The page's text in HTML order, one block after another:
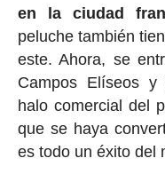
en la ciudad
peluche también
este. Ahora, se
Campos Elíseos y
halo comercial del
que se haya
es todo un éxito del